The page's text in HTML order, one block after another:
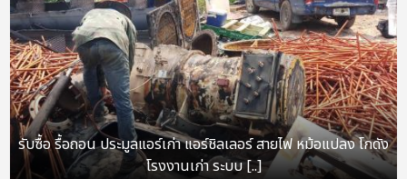
รับซื้อ รื้อถอน ประมูลแอร์เก่า แอร์ชิลเลอร์ สายไฟ หม้อแปลง โกดัง
โรงงานเก่า ระบบ [..]